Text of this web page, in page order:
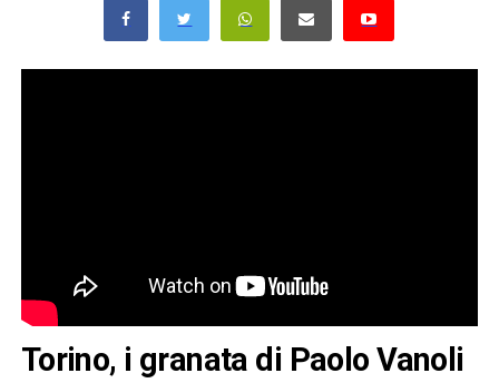
Torino, i granata di Paolo Vanoli